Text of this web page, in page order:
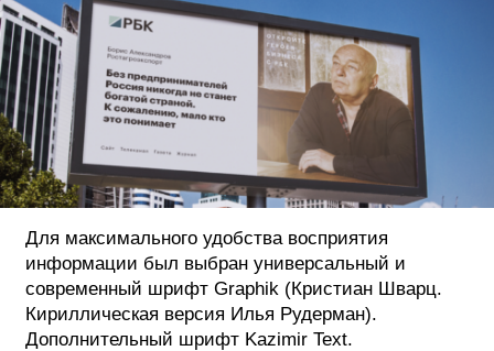
Для максимального удобства восприятия
информации был выбран универсальный и
современный шрифт Graphik (Кристиан Шварц.
Кириллическая версия Илья Рудерман).
Дополнительный шрифт Kazimir Text.